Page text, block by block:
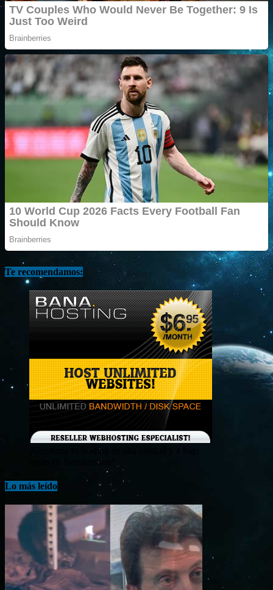
Te recomendamos:
¡Consigue tu hosting de alta calidad y a bajo
costo en Banahosting!
Lo más leído